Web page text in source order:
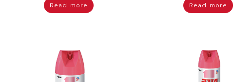
Read more Read more